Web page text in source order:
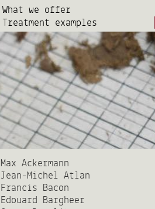
What we offer
Treatment examples
Max Ackermann
Jean-Michel Atlan
Francis Bacon
Edouard Bargheer